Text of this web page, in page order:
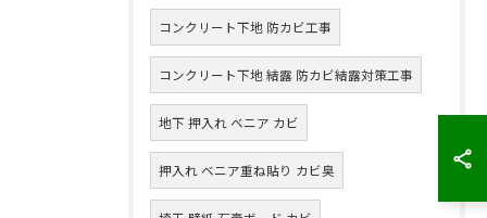
コンクリート下地 防カビ工事
コンクリート下地 結露 防カビ結露対策工事
地下 押入れ ベニア カビ
押入れ ベニア重ね貼り カビ臭